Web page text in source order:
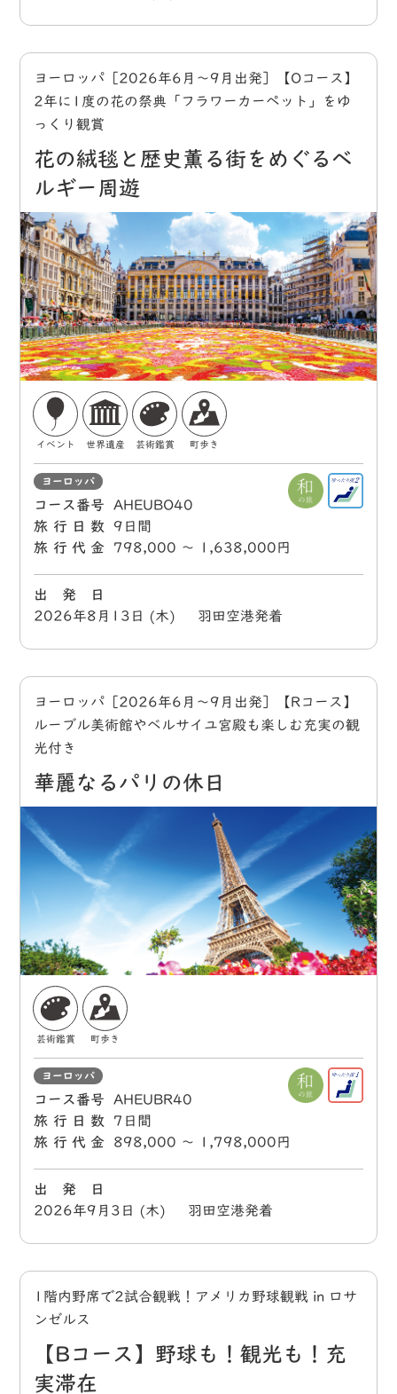
ヨーロッパ［2026年6月～9月出発］【Oコース】
2年に1度の花の祭典「フラワーカーペット」をゆ
っくり観賞
花の絨毯と歴史薫る街をめぐるベ
ルギー周遊
イベント 世界遺産 芸術鑑賞 町歩き
ヨーロッパ
コース番号
AHEUBO40
旅行日数
9日間
旅行代金
798,000 〜 1,638,000円
出 発 日
2026年8月13日 (木) 羽田空港発着
ヨーロッパ［2026年6月～9月出発］【Rコース】
ルーブル美術館やベルサイユ宮殿も楽しむ充実の観
光付き
華麗なるパリの休日
芸術鑑賞 町歩き
ヨーロッパ
コース番号
AHEUBR40
旅行日数
7日間
旅行代金
898,000 〜 1,798,000円
出 発 日
2026年9月3日 (木) 羽田空港発着
1階内野席で2試合観戦！アメリカ野球観戦 in ロサ
ンゼルス
【Bコース】野球も！観光も！充
実滞在